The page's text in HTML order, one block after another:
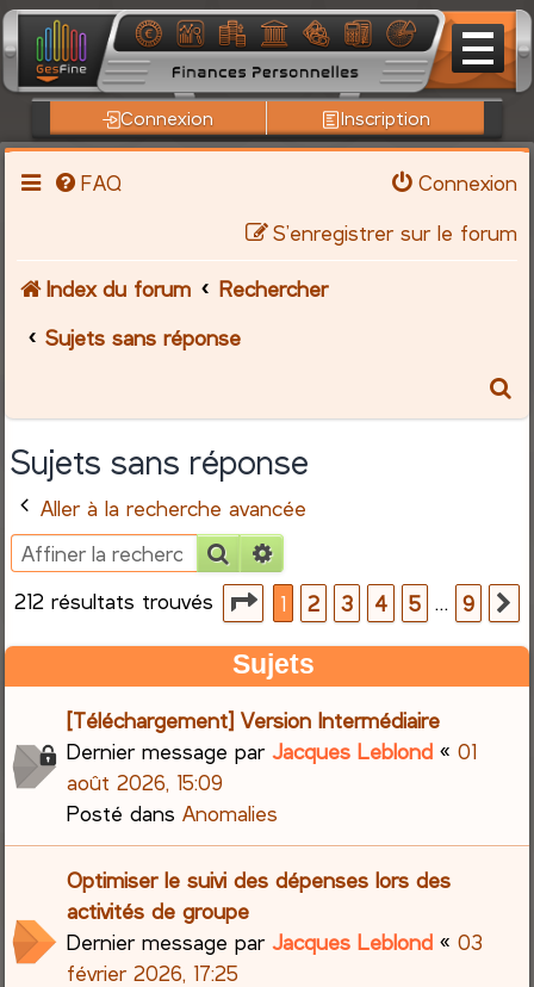
Connexion Inscription
FAQ
Connexion
S’enregistrer sur le forum
Index du forum
Rechercher
Sujets sans réponse
e
r
Sujets sans réponse
Aller à la recherche avancée
Rechercher
212 résultats trouvés
Page1sur
1 2 3 4 5 … 9
Sujets
[Téléchargement] Version Intermédiaire
Dernier message parJacques Leblond «01
août 2026, 15:09
Posté dansAnomalies
Optimiser le suivi des dépenses lors des
activités de groupe
Dernier message parJacques Leblond «03
février 2026, 17:25